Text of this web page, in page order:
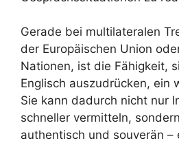
Gerade bei multilateralen
der Europäischen Union
Nationen, ist die Fähigkeit,
Englisch auszudrücken, ein
Sie kann dadurch nicht nur
schneller vermitteln,
authentisch und souverän –